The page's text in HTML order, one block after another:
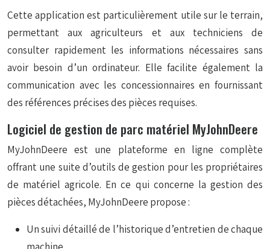
Cette application est particulièrement utile sur le terrain,
permettant aux agriculteurs et aux techniciens de
consulter rapidement les informations nécessaires sans
avoir besoin d’un ordinateur. Elle facilite également la
communication avec les concessionnaires en fournissant
des références précises des pièces requises.
Logiciel de gestion de parc matériel MyJohnDeere
MyJohnDeere est une plateforme en ligne complète
offrant une suite d’outils de gestion pour les propriétaires
de matériel agricole. En ce qui concerne la gestion des
pièces détachées, MyJohnDeere propose :
Un suivi détaillé de l’historique d’entretien de chaque